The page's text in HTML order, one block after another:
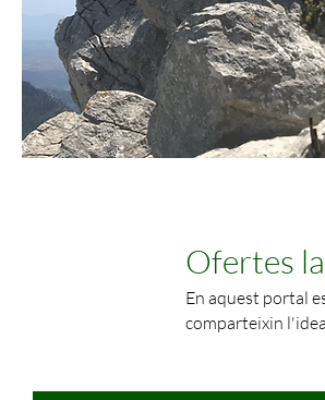
Ofertes
En aquest portal
comparteixin